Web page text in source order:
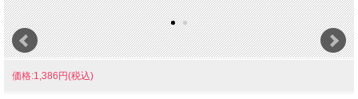
価格:1,386円(税込)